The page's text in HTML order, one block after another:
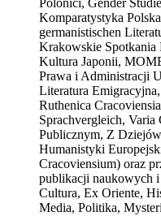
Polonici, Gender
Komparatystyka
germanistischen
Krakowskie Spotkania
Kultura Japonii,
Prawa i Administracji
Literatura
Ruthenica
Sprachvergleich,
Publicznym, Z
Humanistyki
Cracoviensium) oraz
publikacji naukowych
Cultura, Ex Oriente,
Media, Politika,